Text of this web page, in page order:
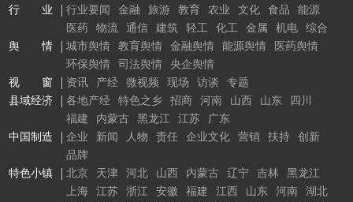
行 业
行业要闻 金融 旅游 教育 农业 文化 食品
能源
医药
物流 通信 建筑 轻工 化工 金属 机电
综合
舆 情
城市舆情 教育舆情 金融舆情 能源舆情
医药舆情
环保舆情
司法舆情
央企舆情
视 窗
资讯 产经 微视频 现场 访谈
专题
县域经济
各地产经 特色之乡 招商 河南 山西 山东
四川
福建
内蒙古 黑龙江 江苏
广东
中国制造
企业 新闻 人物 责任 企业文化 营销 扶持
创新
品牌
特色小镇
北京 天津 河北 山西 内蒙古 辽宁 吉林
黑龙江
上海
江苏 浙江 安徽 福建 江西 山东 河南
湖北